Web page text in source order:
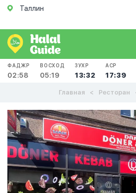
Таллин
ФАДЖР
02:58
ВОСХОД
05:19
ЗУХР
13:32
АСР
17:39
Главная Ресторан